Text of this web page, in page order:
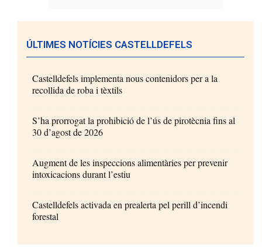
ÚLTIMES NOTÍCIES CASTELLDEFELS
Castelldefels implementa nous contenidors per a la
recollida de roba i tèxtils
S’ha prorrogat la prohibició de l’ús de pirotècnia fins al
30 d’agost de 2026
Augment de les inspeccions alimentàries per prevenir
intoxicacions durant l’estiu
Castelldefels activada en prealerta pel perill d’incendi
forestal